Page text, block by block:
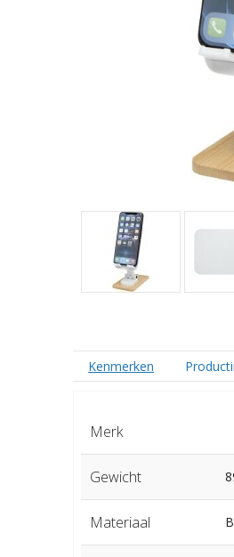
Kenmerken
Merk
Gewicht
Materiaal